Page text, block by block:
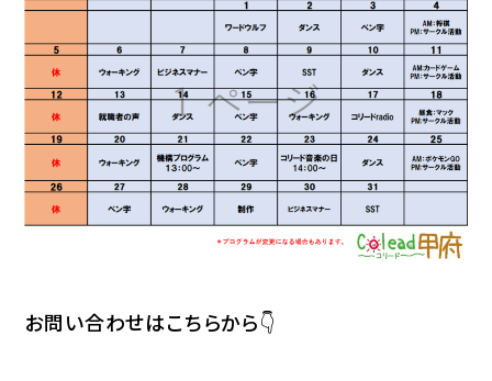
お問い合わせはこちらから👇